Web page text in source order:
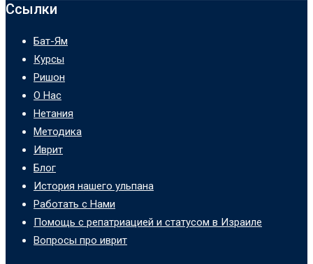
Ссылки
Бат-Ям
Курсы
Ришон
О Нас
Нетания
Методика
Иврит
Блог
История нашего ульпана
Работать с Нами
Помощь с репатриацией и статусом в Израиле
Вопросы про иврит